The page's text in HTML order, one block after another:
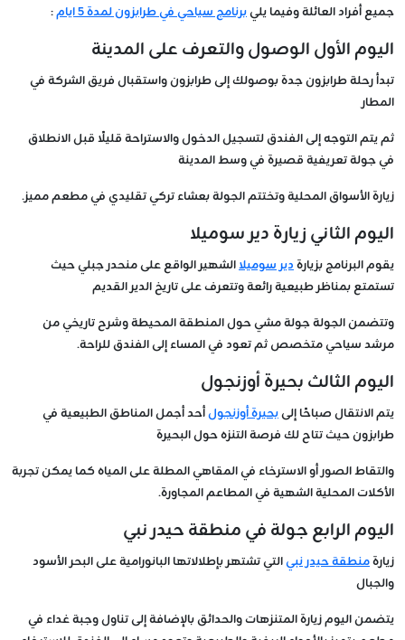
جميع أفراد العائلة وفيما يليبرنامج سياحي في طرابزون لمدة 5 ايام :
اليوم الأول الوصول والتعرف على المدينة
تبدأ رحلة طرابزون جدة بوصولك إلى طرابزون واستقبال فريق الشركة في
المطار
ثم يتم التوجه إلى الفندق لتسجيل الدخول والاستراحة قليلًا قبل الانطلاق
في جولة تعريفية قصيرة في وسط المدينة
زيارة الأسواق المحلية وتختتم الجولة بعشاء تركي تقليدي في مطعم مميز.
اليوم الثاني زيارة دير سوميلا
يقوم البرنامج بزيارةدير سوميلاالشهير الواقع على منحدر جبلي حيث
تستمتع بمناظر طبيعية رائعة وتتعرف على تاريخ الدير القديم
وتتضمن الجولة جولة مشي حول المنطقة المحيطة وشرح تاريخي من
مرشد سياحي متخصص ثم تعود في المساء إلى الفندق للراحة.
اليوم الثالث بحيرة أوزنجول
يتم الانتقال صباحًا إلىبحيرة أوزنجولأحد أجمل المناطق الطبيعية في
طرابزون حيث تتاح لك فرصة التنزه حول البحيرة
والتقاط الصور أو الاسترخاء في المقاهي المطلة على المياه كما يمكن تجربة
الأكلات المحلية الشهية في المطاعم المجاورة.
اليوم الرابع جولة في منطقة حيدر نبي
زيارةمنطقة حيدر نبيالتي تشتهر بإطلالاتها البانورامية على البحر الأسود
والجبال
يتضمن اليوم زيارة المتنزهات والحدائق بالإضافة إلى تناول وجبة غداء في